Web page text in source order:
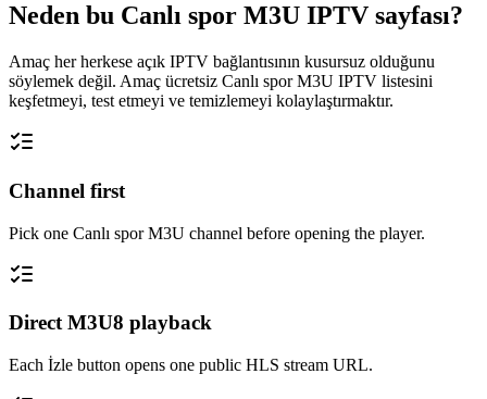
Neden bu Canlı spor M3U IPTV sayfası?
Amaç her herkese açık IPTV bağlantısının kusursuz olduğunu
söylemek değil. Amaç ücretsiz Canlı spor M3U IPTV listesini
keşfetmeyi, test etmeyi ve temizlemeyi kolaylaştırmaktır.
Channel first
Pick one Canlı spor M3U channel before opening the player.
Direct M3U8 playback
Each İzle button opens one public HLS stream URL.